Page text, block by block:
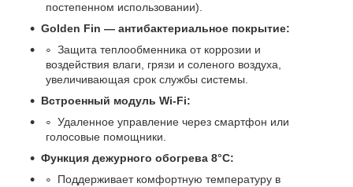
постепенном использовании).
Golden Fin — антибактериальное покрытие:
Защита теплообменника от коррозии и
воздействия влаги, грязи и соленого воздуха,
увеличивающая срок службы системы.
Встроенный модуль Wi-Fi:
Удаленное управление через смартфон или
голосовые помощники.
Функция дежурного обогрева 8°C:
Поддерживает комфортную температуру в